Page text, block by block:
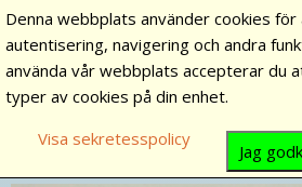
Denna webbplats använder cookies
autentisering, navigering och andra
använda vår webbplats accepterar du
typer av cookies på din enhet.
Visa sekretesspolicy
Jag